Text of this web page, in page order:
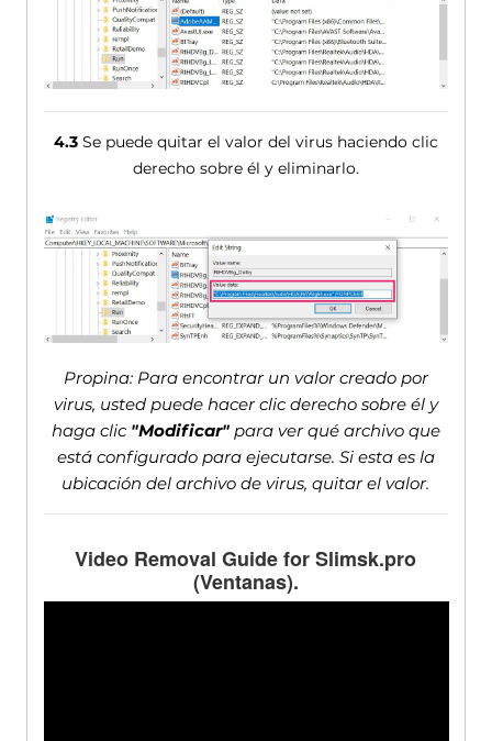
4.3Se puede quitar el valor del virus haciendo clic
derecho sobre él y eliminarlo.
Propina: Para encontrar un valor creado por
virus, usted puede hacer clic derecho sobre él y
haga clic "Modificar"para ver qué archivo que
está configurado para ejecutarse. Si esta es la
ubicación del archivo de virus, quitar el valor.
Video Removal Guide for Slimsk.pro
(Ventanas).